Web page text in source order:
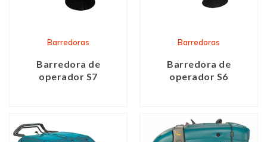
Barredoras
Barredora de
operador S7
Barredoras
Barredora de
operador S6